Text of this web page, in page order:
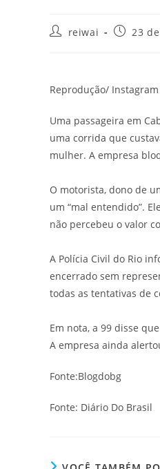
Autorreiwai
Post23
Reprodução/ Instagram
Uma passageira em
uma corrida que
mulher. A empresa
O motorista, dono de
um “mal entendido”.
não percebeu o valor
A Polícia Civil do Rio
encerrado sem
todas as tentativas de
Em nota, a 99 disse
A empresa ainda
Fonte:Blogdobg
Fonte: Diário Do Brasil